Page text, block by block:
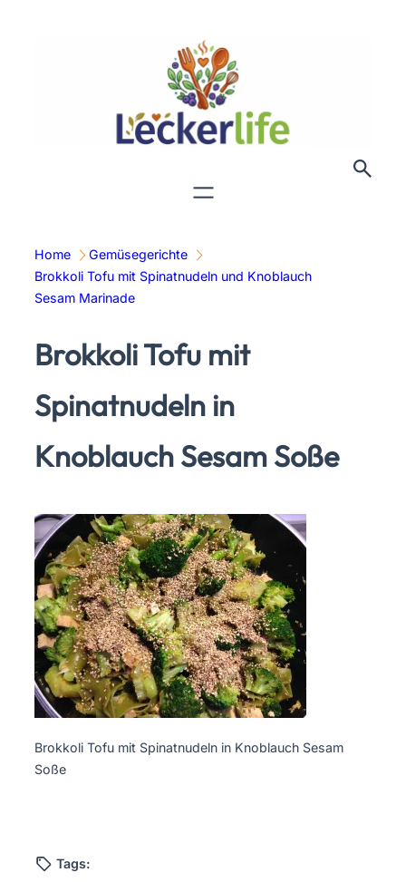
Home
Gemüsegerichte
Brokkoli Tofu mit Spinatnudeln und Knoblauch
Sesam Marinade
Brokkoli Tofu mit
Spinatnudeln in
Knoblauch Sesam Soße
Brokkoli Tofu mit Spinatnudeln in Knoblauch Sesam
Soße
Tags: